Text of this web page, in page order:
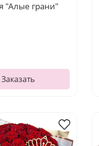
"Алые грани"
Заказать